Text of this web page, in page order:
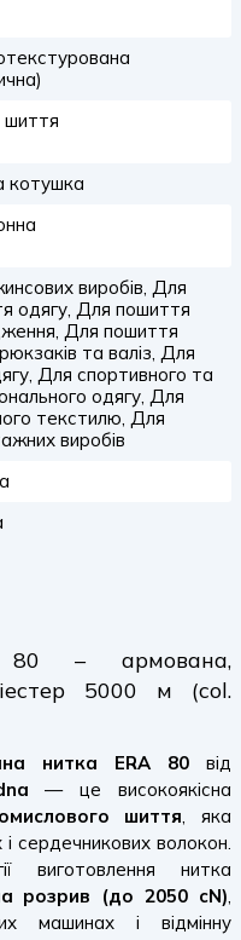
шиття
котушка
виробів, Для
одягу, Для пошиття
Для пошиття
та валіз, Для
Для спортивного та
одягу, Для
текстилю, Для
виробів
– армована,
5000 м (col.
нитка ERA 80 від
— це високоякісна
шиття, яка
сердечникових волокон.
виготовлення нитка
розрив (до 2050 cN),
машинах і відмінну